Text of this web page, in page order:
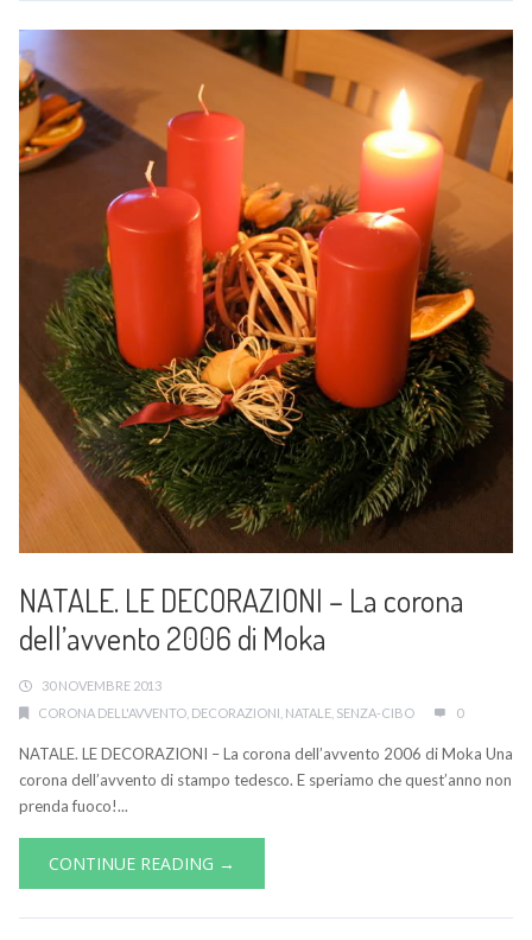
NATALE. LE DECORAZIONI – La corona
dell’avvento 2006 di Moka
30 NOVEMBRE 2013
CORONA DELL'AVVENTO DECORAZIONI NATALE SENZA-CIBO 0
NATALE. LE DECORAZIONI – La corona dell’avvento 2006 di Moka Una
corona dell’avvento di stampo tedesco. E speriamo che quest’anno non
prenda fuoco!...
CONTINUE READING →